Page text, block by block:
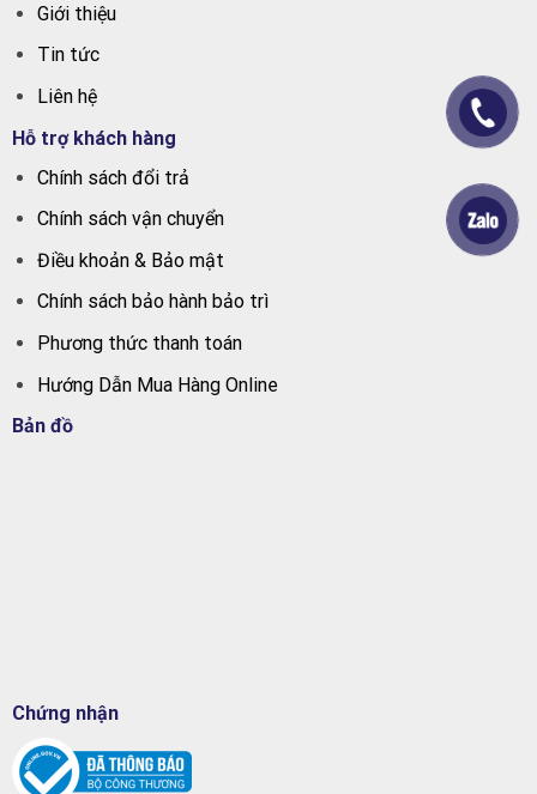
Giới thiệu
Tin tức
Liên hệ
Hỗ trợ khách hàng
Chính sách đổi trả
Chính sách vận chuyển
Điều khoản & Bảo mật
Chính sách bảo hành bảo trì
Phương thức thanh toán
Hướng Dẫn Mua Hàng Online
Bản đồ
Chứng nhận